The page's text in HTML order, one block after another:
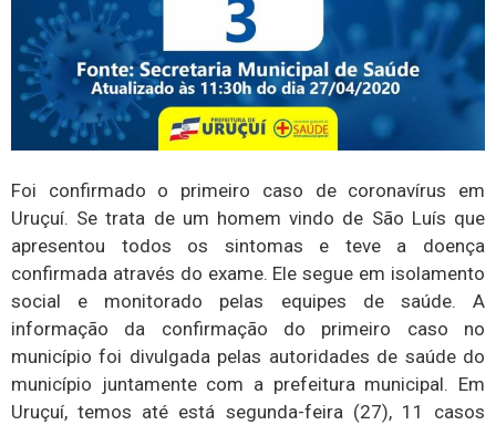
Foi confirmado o primeiro caso de coronavírus em
Uruçuí. Se trata de um homem vindo de São Luís que
apresentou todos os sintomas e teve a doença
confirmada através do exame. Ele segue em isolamento
social e monitorado pelas equipes de saúde. A
informação da confirmação do primeiro caso no
município foi divulgada pelas autoridades de saúde do
município juntamente com a prefeitura municipal. Em
Uruçuí, temos até está segunda-feira (27), 11 casos